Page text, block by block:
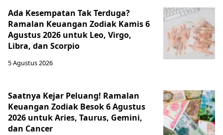
Ada Kesempatan Tak Terduga?
Ramalan Keuangan Zodiak Kamis 6
Agustus 2026 untuk Leo, Virgo,
Libra, dan Scorpio
5 Agustus 2026
Saatnya Kejar Peluang! Ramalan
Keuangan Zodiak Besok 6 Agustus
2026 untuk Aries, Taurus, Gemini,
dan Cancer